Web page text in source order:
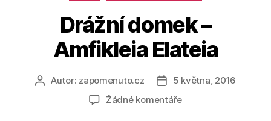
Drážní domek –
Amfikleia Elateia
AutorAutor: zapomenuto.cz
Datum
příspěvku
5 května, 2016
Žádné komentářeu